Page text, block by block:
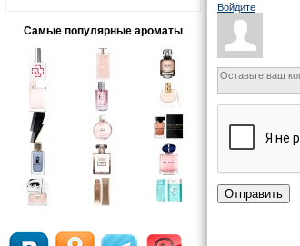
Самые популярные ароматы
Войдите
Отправить